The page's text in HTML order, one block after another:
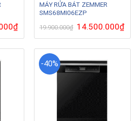
₫Giá
hiện
tại
14.500.000₫.
MÁY RỬA BÁT ZEMMER
SMS68MI06EZP
19.900.000₫ Giá
gốc
là:
14.500.000₫Giá
hiện
tại
-40%